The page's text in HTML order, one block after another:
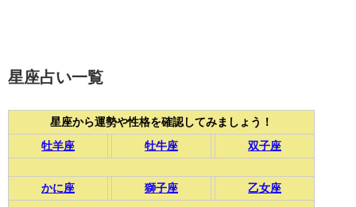
星座占い一覧
星座から運勢や性格を確認してみましょう！
牡羊座
牡牛座 双子座
かに座 獅子座 乙女座